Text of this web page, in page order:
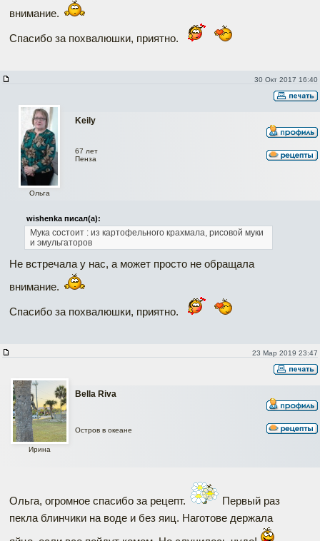
внимание.
Спасибо за похвалюшки, приятно.
30 Окт 2017 16:40
Keily
Ольга
67 лет
Пенза
wishenka писал(а):
Мука состоит : из картофельного крахмала, рисовой муки
и эмульгаторов
Не встречала у нас, а может просто не обращала
внимание.
Спасибо за похвалюшки, приятно.
23 Мар 2019 23:47
Bella Riva
Ирина
Остров в океане
Ольга, огромное спасибо за рецепт.
Первый раз
пекла блинчики на воде и без яиц. Наготове держала